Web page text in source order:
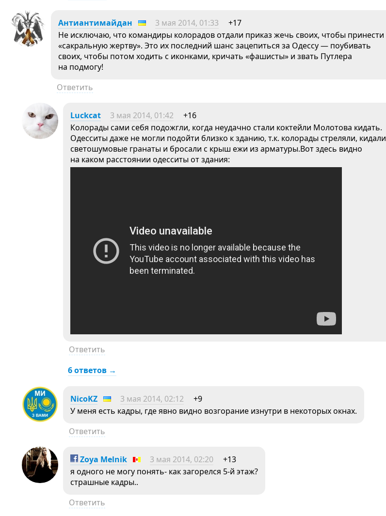
Антиантимайдан 3 мая 2014, 01:33
+17
Не исключаю, что командиры колорадов отдали приказ жечь своих, чтобы принести
«сакральную жертву». Это их последний шанс зацепиться за Одессу — поубивать
своих, чтобы потом ходить с иконками, кричать «фашисты» и звать Путлера
на подмогу!
Ответить
Luckcat 3 мая 2014, 01:42
+16
Колорады сами себя подожгли, когда неудачно стали коктейли Молотова кидать.
Одесситы даже не могли подойти близко к зданию, т.к. колорады стреляли, кидали
светошумовые гранаты и бросали с крыш ежи из арматуры.Вот здесь видно
на каком расстоянии одесситы от здания:
Ответить
6 ответов →
NicoKZ 3 мая 2014, 02:12
+9
У меня есть кадры, где явно видно возгорание изнутри в некоторых окнах.
Ответить
Zoya Melnik 3 мая 2014, 02:20
+13
я одного не могу понять- как загорелся 5-й этаж?
страшные кадры..
Ответить